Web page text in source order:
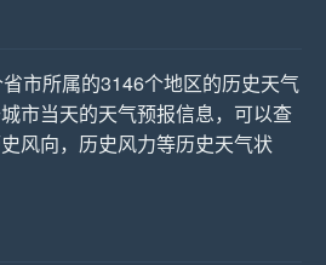
市所属的3146个地区的历史天气
市当天的天气预报信息，可以查
风向，历史风力等历史天气状